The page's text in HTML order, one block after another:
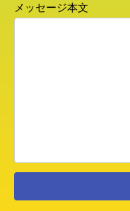
メッセージ本文